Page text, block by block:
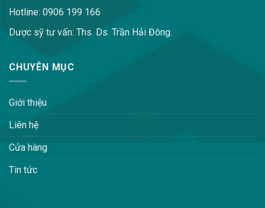
Hotline: 0906 199 166
Dược sỹ tư vấn: Ths. Ds. Trần Hải Đông.
CHUYÊN MỤC
Giới thiệu
Liên hệ
Cửa hàng
Tin tức